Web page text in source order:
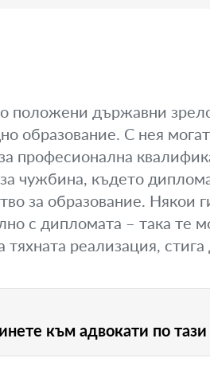
положени държавни
образование. С нея
професионална
чужбина, където
за образование. Някои
с дипломата – така те
тяхната реализация,
към адвокати по